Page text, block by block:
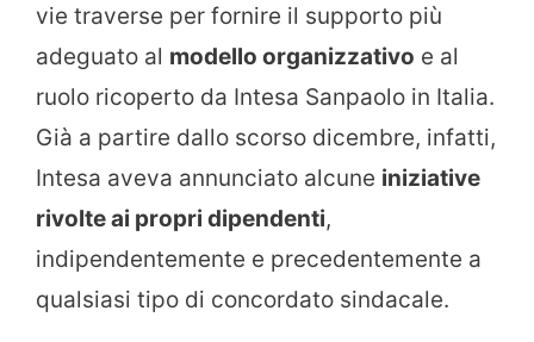
vie traverse per fornire il supporto più
adeguato al modello organizzativo e al
ruolo ricoperto da Intesa Sanpaolo in Italia.
Già a partire dallo scorso dicembre, infatti,
Intesa aveva annunciato alcune iniziative
rivolte ai propri dipendenti,
indipendentemente e precedentemente a
qualsiasi tipo di concordato sindacale.